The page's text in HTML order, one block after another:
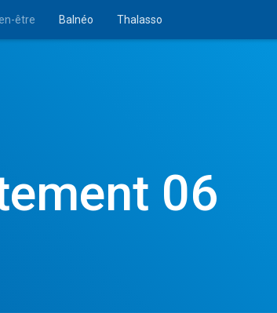
être Balnéo Thalasso
06